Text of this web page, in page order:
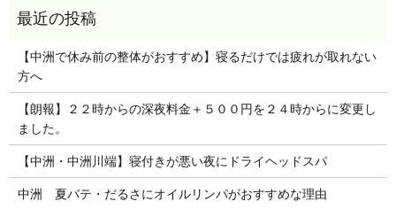
【中洲で休み前の整体がおすすめ】寝るだけでは疲れが取れない
方へ
【朗報】２２時からの深夜料金＋５００円を２４時からに変更し
ました。
【中洲・中洲川端】寝付きが悪い夜にドライヘッドスパ
中洲 夏バテ・だるさにオイルリンパがおすすめな理由